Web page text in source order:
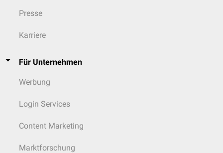
Presse
Karriere
Für Unternehmen
Werbung
Login Services
Content Marketing
Marktforschung